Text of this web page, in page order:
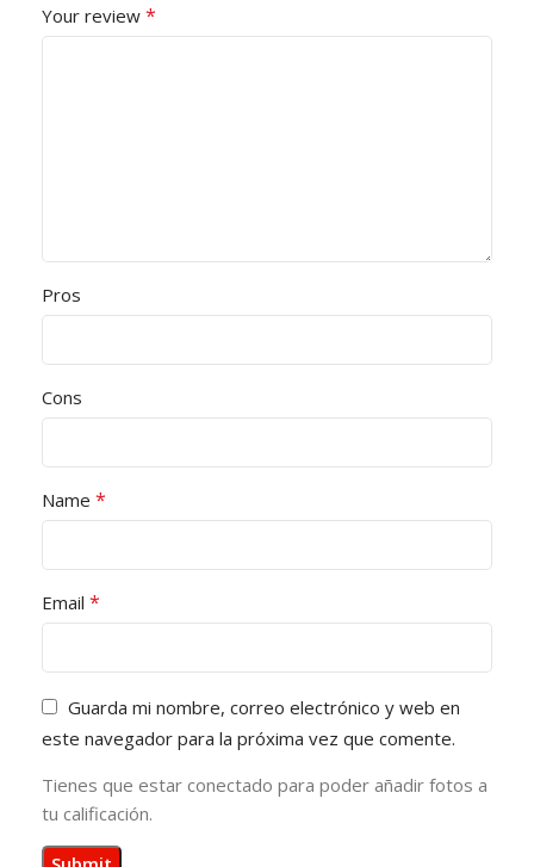
Your review *
Pros
Cons
Name *
Email *
Guarda mi nombre, correo electrónico y web en
este navegador para la próxima vez que comente.
Tienes que estar conectado para poder añadir fotos a
tu calificación.